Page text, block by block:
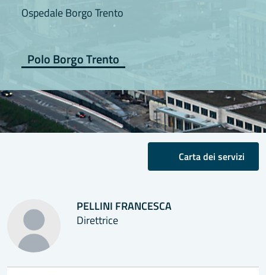
Ospedale Borgo Trento
Polo Borgo Trento
Carta dei servizi
PELLINI FRANCESCA
Direttrice